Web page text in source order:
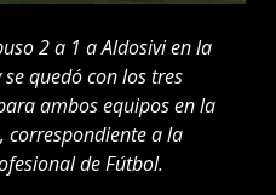
2 a 1 a Aldosivi en la
quedó con los tres
ambos equipos en la
correspondiente a la
de Fútbol.